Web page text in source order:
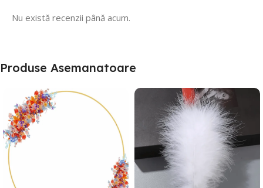
Nu există recenzii până acum.
Produse Asemanatoare